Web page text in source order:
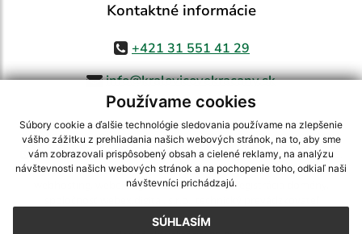
Používame cookies
Súbory cookie a ďalšie technológie sledovania používame na zlepšenie
vášho zážitku z prehliadania našich webových stránok, na to, aby sme
vám zobrazovali prispôsobený obsah a cielené reklamy, na analýzu
návštevnosti našich webových stránok a na pochopenie toho, odkiaľ naši
návštevníci prichádzajú.
SÚHLASÍM
Kontaktné informácie
+421 31 551 41 29
info@kralovicovekracany.sk
využite možnosť získavania aktuálnych informácií s využitím RSS
CMS systém (redakčný) systém ECHELON 2,Mapa stránok,web portál
webex.digital, s.r.o.,domény,registrácia domény